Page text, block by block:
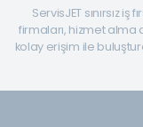
ServisJET sınırsız
firmaları, hizmet alma
kolay erişim ile